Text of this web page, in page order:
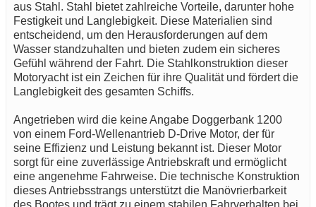
aus Stahl. Stahl bietet zahlreiche Vorteile, darunter hohe
Festigkeit und Langlebigkeit. Diese Materialien sind
entscheidend, um den Herausforderungen auf dem
Wasser standzuhalten und bieten zudem ein sicheres
Gefühl während der Fahrt. Die Stahlkonstruktion dieser
Motoryacht ist ein Zeichen für ihre Qualität und fördert die
Langlebigkeit des gesamten Schiffs.
Angetrieben wird die keine Angabe Doggerbank 1200
von einem Ford-Wellenantrieb D-Drive Motor, der für
seine Effizienz und Leistung bekannt ist. Dieser Motor
sorgt für eine zuverlässige Antriebskraft und ermöglicht
eine angenehme Fahrweise. Die technische Konstruktion
dieses Antriebsstrangs unterstützt die Manövrierbarkeit